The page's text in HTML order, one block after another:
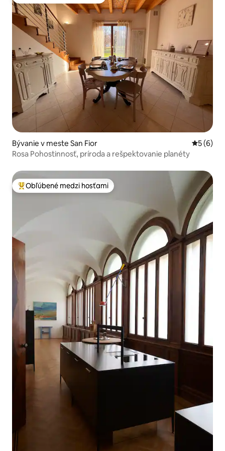
Bývanie v meste San Fior
5 (6)
Rosa Pohostinnosť, príroda a rešpektovanie planéty
Najobľúbenejšie medzi hosťami
Obľúbené medzi hosťami